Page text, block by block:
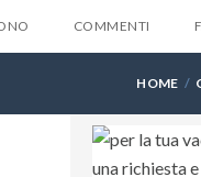
COMMENTI
HOME